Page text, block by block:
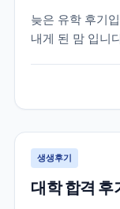
늦은 유학 후기
내게 된 맘 입니
아보게 되었습
2-3 군데 전화를
생생후기
대학 합격